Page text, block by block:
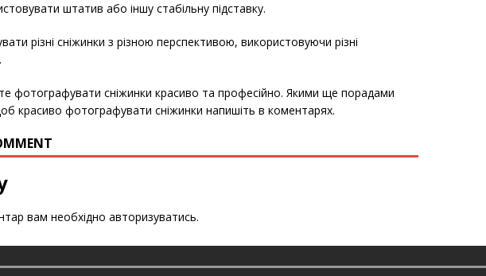
штатив або іншу стабільну підставку.
різні сніжинки з різною перспективою, використовуючи різні
фотографувати сніжинки красиво та професійно. Якими ще порадами
красиво фотографувати сніжинки напишіть в коментарях.
вам необхідно авторизуватись.